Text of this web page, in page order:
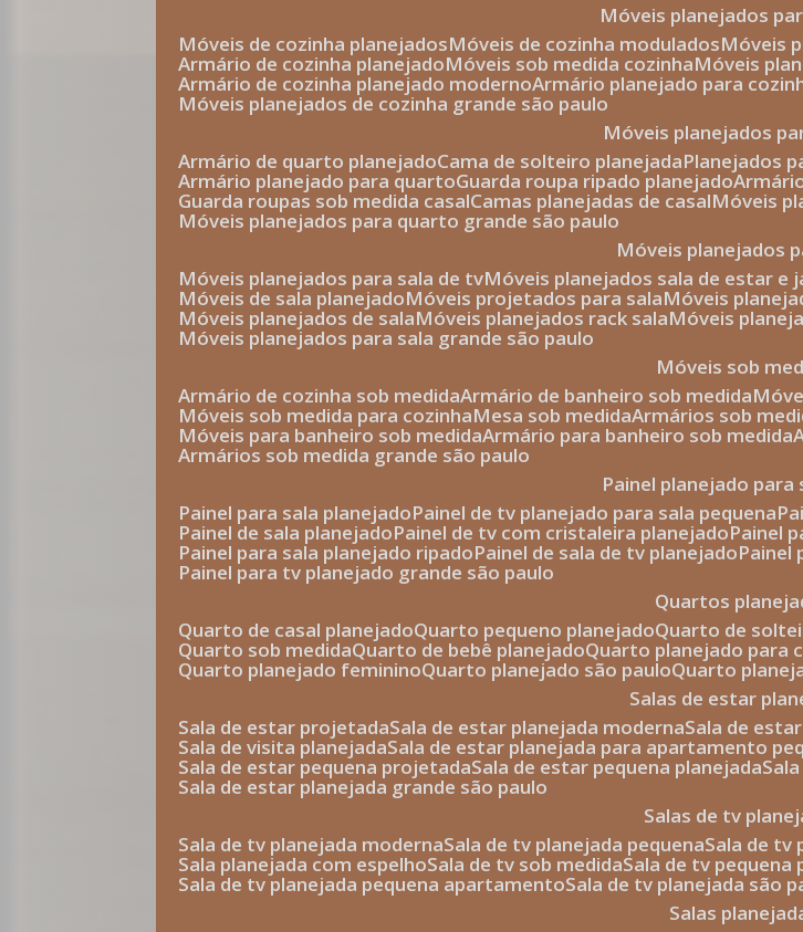
móveis planejados
móveis de cozinha planejados
móveis de cozinha modulados
armário de cozinha planejado móveis sob medida cozinha móveis
armário de cozinha planejado moderno armário planejado para
móveis planejados de cozinha grande são paulo
móveis planejados
armário de quarto planejado cama de solteiro planejada planejados
armário planejado para quarto guarda roupa ripado planejado
guarda roupas sob medida casal camas planejadas de casal móveis
móveis planejados para quarto grande são paulo
móveis planejados
móveis planejados para sala de tv
móveis planejados sala de estar e
móveis de sala planejado móveis projetados para sala móveis
móveis planejados de sala móveis planejados rack sala móveis
móveis planejados para sala grande são paulo
móveis sob
armário de cozinha sob medida armário de banheiro sob medida
móveis sob medida para cozinha mesa sob medida armários sob
móveis para banheiro sob medida armário para banheiro sob medida
armários sob medida grande são paulo
painel planejado
painel para sala planejado painel de tv planejado para sala pequena
painel de sala planejado painel de tv com cristaleira planejado painel
painel para sala planejado ripado painel de sala de tv planejado
painel para tv planejado grande são paulo
quartos
quarto de casal planejado
quarto pequeno planejado quarto de
quarto sob medida quarto de bebê planejado quarto planejado para
quarto planejado feminino quarto planejado são paulo
quarto
salas de estar
sala de estar projetada sala de estar planejada moderna sala de
sala de visita planejada sala de estar planejada para apartamento
sala de estar pequena projetada sala de estar pequena planejada
sala de estar planejada grande são paulo
salas de tv
sala de tv planejada moderna sala de tv planejada pequena sala de
sala planejada com espelho sala de tv sob medida sala de tv pequena
sala de tv planejada pequena apartamento sala de tv planejada são
salas